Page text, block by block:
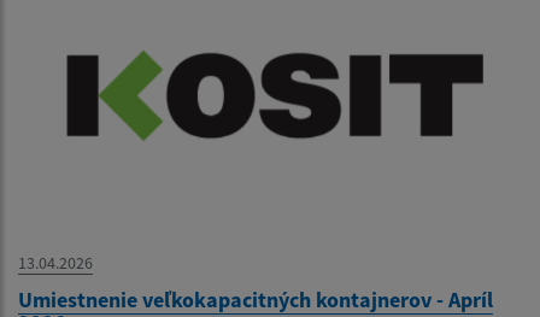
13.04.2026
Umiestnenie veľkokapacitných kontajnerov - Apríl